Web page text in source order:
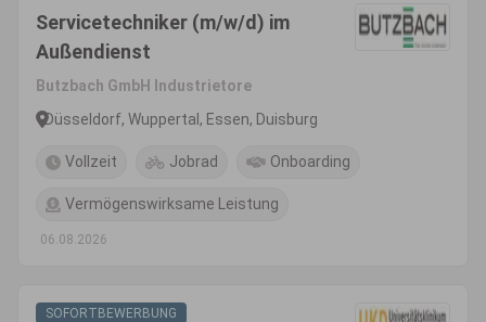
Servicetechniker (m/w/d) im
Außendienst
Butzbach GmbH Industrietore
Düsseldorf, Wuppertal, Essen, Duisburg
Vollzeit Jobrad Onboarding
Vermögenswirksame Leistung
06.08.2026
SOFORTBEWERBUNG